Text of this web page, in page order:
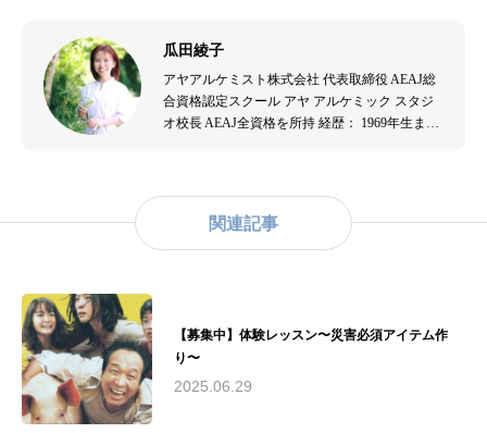
瓜田綾子
アヤアルケミスト株式会社 代表取締役 AEAJ総
合資格認定スクール アヤ アルケミック スタジ
オ校長 AEAJ全資格を所持 経歴： 1969年生ま
アルケミスト株式会社を設立。アロマテラピー
の普及と教育に尽力。主な資格： - （公社）日
本アロマ環境協会認定アロマセラピスト - （公
ティックケアリング協会認定リンパドレナージ
ュトレーナー実績： - 2010年（公社）日本アロ
マ環境協会総合資格認定校として承認 - 2016
関連記事
【募集中】体験レッスン〜災害必須アイテム作
り〜
2025.06.29